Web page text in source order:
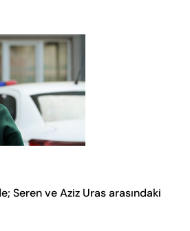
Seren ve Aziz Uras arasındaki